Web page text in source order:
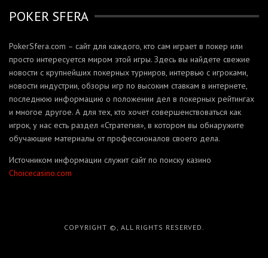
POKER SFERA
PokerSfera.com – сайт для каждого, кто сам играет в покер или
просто интересуется миром этой игры. Здесь вы найдете свежие
новости с крупнейших покерных турниров, интервью с игроками,
новости индустрии, обзоры игр по высоким ставкам в интернете,
последнюю информацию о положении дел в покерных рейтингах
и многое другое. А для тех, кто хочет совершенствоваться как
игрок, у нас есть раздел «Стратегия», в котором вы обнаружите
обучающие материалы от профессионалов своего дела.
Источником информации служит сайт по поиску казино
Сhoicecasino.com
COPYRIGHT ©, ALL RIGHTS RESERVED.